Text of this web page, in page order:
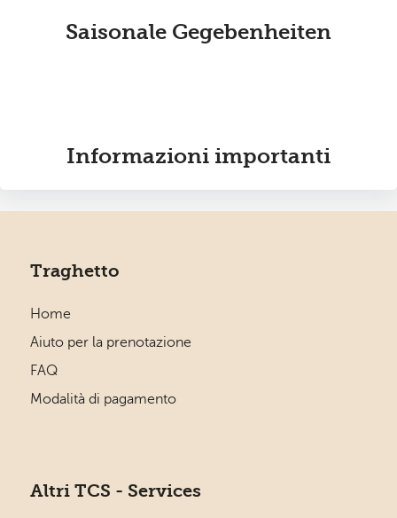
Saisonale Gegebenheiten
Informazioni importanti
Traghetto
Home
Aiuto per la prenotazione
FAQ
Modalità di pagamento
Altri TCS - Services